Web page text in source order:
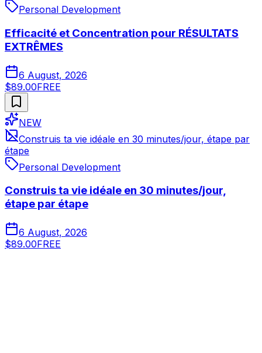
Personal Development
Efficacité et Concentration pour RÉSULTATS
EXTRÊMES
6 August, 2026
$89.00FREE
NEW
Construis ta vie idéale en 30 minutes/jour, étape par
étape
Personal Development
Construis ta vie idéale en 30 minutes/jour,
étape par étape
6 August, 2026
$89.00FREE